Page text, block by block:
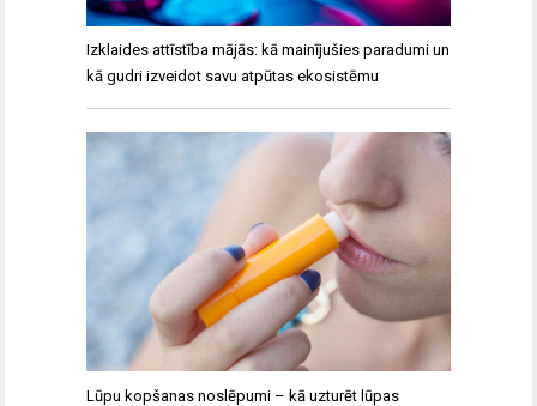
Izklaides attīstība mājās: kā mainījušies paradumi un
kā gudri izveidot savu atpūtas ekosistēmu
Lūpu kopšanas noslēpumi – kā uzturēt lūpas